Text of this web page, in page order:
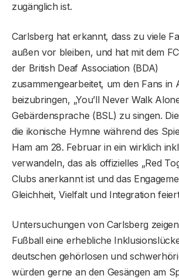
zugänglich ist.
Carlsberg hat erkannt, dass zu viele
außen vor bleiben, und hat mit dem
der British Deaf Association (BDA)
zusammengearbeitet, um den Fans in
beizubringen, „You’ll Never Walk
Gebärdensprache (BSL) zu singen.
die ikonische Hymne während des
Ham am 28. Februar in ein wirklich
verwandeln, das als offizielles „Red
Clubs anerkannt ist und das
Gleichheit, Vielfalt und Integration
Untersuchungen von Carlsberg
Fußball eine erhebliche
deutschen gehörlosen und
würden gerne an den Gesängen am